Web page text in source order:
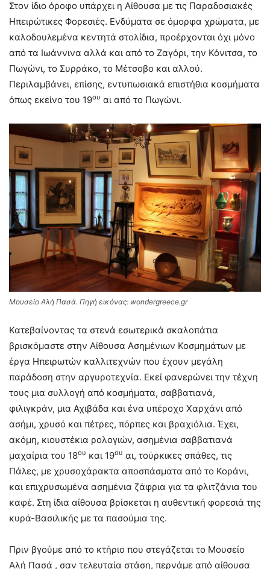
Στον ίδιο όροφο υπάρχει η Αίθουσα με τις Παραδοσιακές
Ηπειρώτικες Φορεσιές. Ενδύματα σε όμορφα χρώματα, με
καλοδουλεμένα κεντητά στολίδια, προέρχονται όχι μόνο
από τα Ιωάννινα αλλά και από το Ζαγόρι, την Κόνιτσα, το
Πωγώνι, το Συρράκο, το Μέτσοβο και αλλού.
Περιλαμβάνει, επίσης, εντυπωσιακά επιστήθια κοσμήματα
όπως εκείνο του 19ου αι από το Πωγώνι.
Μουσείο Αλή Πασά. Πηγή εικόνας: wondergreece.gr
Κατεβαίνοντας τα στενά εσωτερικά σκαλοπάτια
βρισκόμαστε στην Αίθουσα Ασημένιων Κοσμημάτων με
έργα Ηπειρωτών καλλιτεχνών που έχουν μεγάλη
παράδοση στην αργυροτεχνία. Εκεί φανερώνει την τέχνη
τους μια συλλογή από κοσμήματα, σαββατιανά,
φιλιγκράν, μια Αχιβάδα και ένα υπέροχο Χαρχάνι από
ασήμι, χρυσό και πέτρες, πόρπες και βραχιόλια. Έχει,
ακόμη, κιουστέκια ρολογιών, ασημένια σαββατιανά
μαχαίρια του 18ου και 19ου αι, τούρκικες σπάθες, τις
Πάλες, με χρυσοχάρακτα αποσπάσματα από το Κοράνι,
και επιχρυσωμένα ασημένια ζάφρια για τα φλιτζάνια του
καφέ. Στη ίδια αίθουσα βρίσκεται η αυθεντική φορεσιά της
κυρά-Βασιλικής με τα πασούμια της.
Πριν βγούμε από το κτήριο που στεγάζεται το Μουσείο
Αλή Πασά , σαν τελευταία στάση, περνάμε από αίθουσα